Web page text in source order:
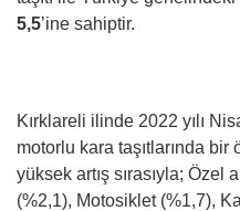
5,5’ine sahiptir.
Kırklareli ilinde 2022 yılı
motorlu kara taşıtlarında bir
yüksek artış sırasıyla; Özel
(%2,1), Motosiklet (%1,7),